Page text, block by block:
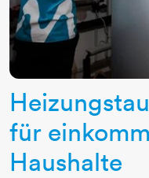
für
Haushalte